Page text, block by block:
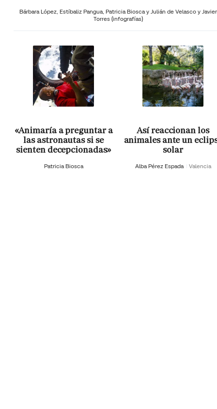
Bárbara López, Estíbaliz Pangua, Patricia Biosca y Julián de Velasco y Javier
Torres (infografías)
«Animaría a preguntar a
las astronautas si se
sienten decepcionadas»
Patricia Biosca
Así reaccionan los
animales ante un
solar
Alba Pérez Espada Valencia